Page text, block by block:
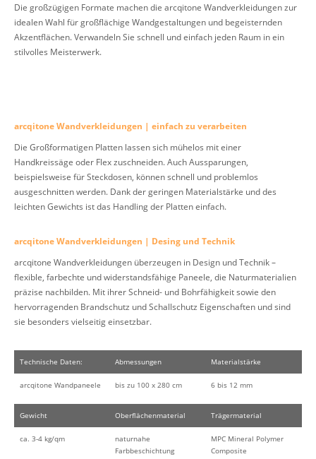
Die großzügigen Formate machen die arcqitone Wandverkleidungen zur
idealen Wahl für großflächige Wandgestaltungen und begeisternden
Akzentflächen. Verwandeln Sie schnell und einfach jeden Raum in ein
stilvolles Meisterwerk.
arcqitone Wandverkleidungen | einfach zu verarbeiten
Die Großformatigen Platten lassen sich mühelos mit einer
Handkreissäge oder Flex zuschneiden. Auch Aussparungen,
beispielsweise für Steckdosen, können schnell und problemlos
ausgeschnitten werden. Dank der geringen Materialstärke und des
leichten Gewichts ist das Handling der Platten einfach.
arcqitone Wandverkleidungen | Desing und Technik
arcqitone Wandverkleidungen überzeugen in Design und Technik –
flexible, farbechte und widerstandsfähige Paneele, die Naturmaterialien
präzise nachbilden. Mit ihrer Schneid- und Bohrfähigkeit sowie den
hervorragenden Brandschutz und Schallschutz Eigenschaften und sind
sie besonders vielseitig einsetzbar.
Technische Daten: Abmessungen Materialstärke
arcqitone Wandpaneele bis zu 100 x 280 cm 6 bis 12 mm
Gewicht Oberflächenmaterial Trägermaterial
ca. 3-4 kg/qm
naturnahe
Farbbeschichtung
MPC Mineral Polymer
Composite